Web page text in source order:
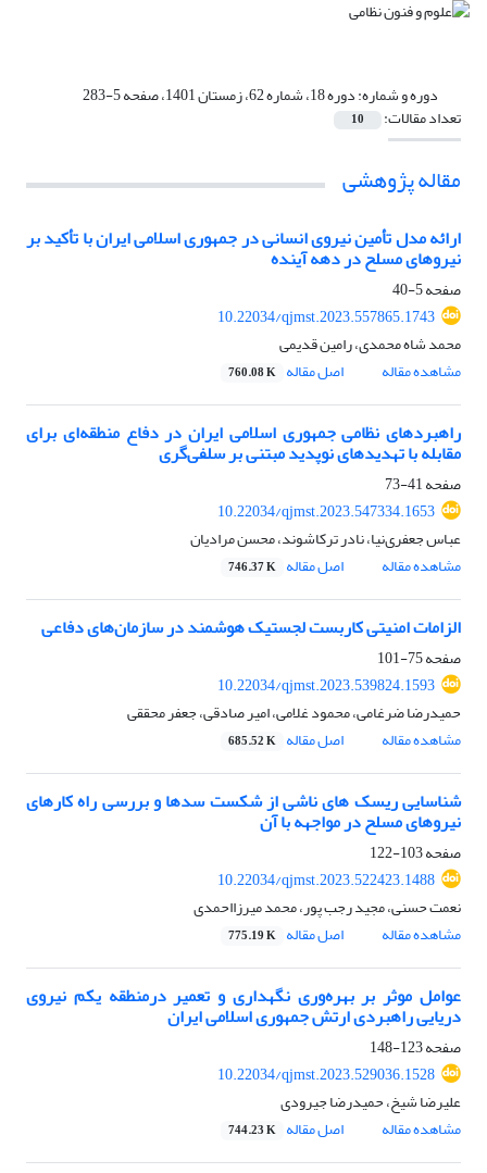
دوره و شماره:دوره 18، شماره 62، زمستان 1401، صفحه 5-283
تعداد مقالات: 10
مقاله پژوهشی
ارائه مدل تأمین نیروی انسانی در جمهوری اسلامی ایران با تأکید بر
نیروهای مسلح در دهه آینده
صفحه5-40
10.22034/qjmst.2023.557865.1743
محمد شاه محمدی، رامین قدیمی
مشاهده مقاله
اصل مقاله 760.08 K
راهبردهای نظامی جمهوری اسلامی ایران در دفاع منطقه‌ای برای
مقابله با تهدیدهای نوپدید مبتنی بر سلفی‌گری
صفحه41-73
10.22034/qjmst.2023.547334.1653
عباس جعفری‌نیا، نادر ترکاشوند، محسن مرادیان
مشاهده مقاله
اصل مقاله 746.37 K
الزامات امنیتی کاربست لجستیک هوشمند در سازمان‌های دفاعی
صفحه75-101
10.22034/qjmst.2023.539824.1593
حمیدرضا ضرغامی، محمود غلامی، امیر صادقی، جعفر محققی
مشاهده مقاله
اصل مقاله 685.52 K
شناسایی ریسک های ناشی از شکست سدها و بررسی راه کارهای
نیروهای مسلح در مواجهه با آن
صفحه103-122
10.22034/qjmst.2023.522423.1488
نعمت حسنی، مجید رجب پور، محمد میرزااحمدی
مشاهده مقاله
اصل مقاله 775.19 K
عوامل موثر بر بهره‌وری نگهداری و تعمیر درمنطقه یکم نیروی
دریایی راهبردی ارتش جمهوری اسلامی ایران
صفحه123-148
10.22034/qjmst.2023.529036.1528
علیرضا شیخ، حمیدرضا جیرودی
مشاهده مقاله
اصل مقاله 744.23 K